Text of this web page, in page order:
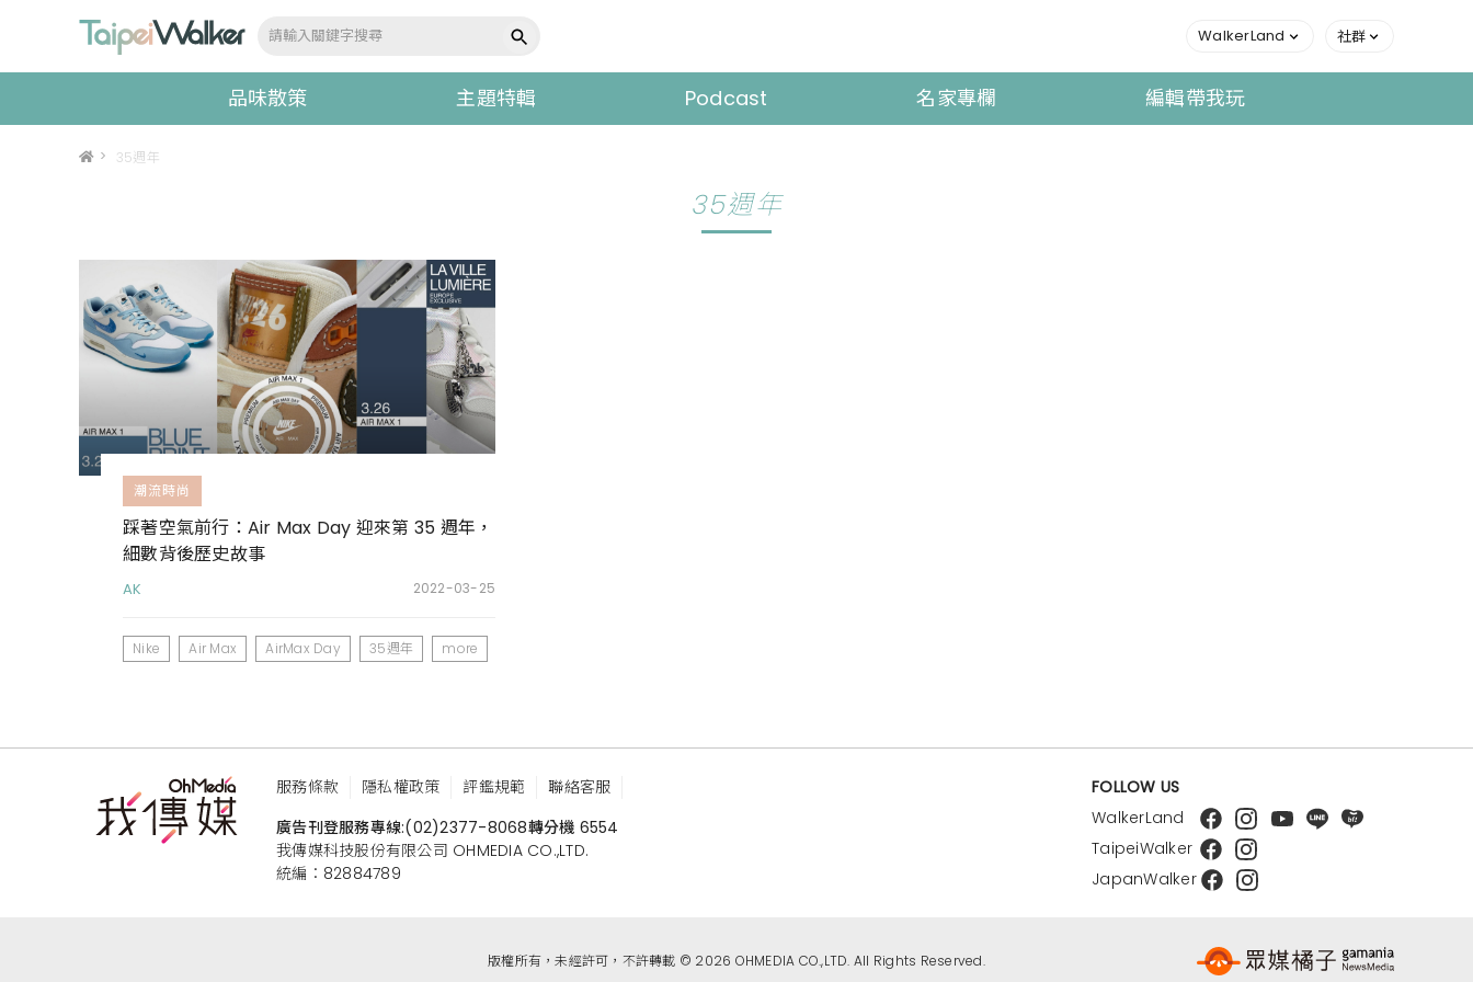
WalkerLand 社群
品味散策 主題特輯 Podcast 名家專欄 編輯帶我玩
> 35週年
35週年
潮流時尚
踩著空氣前行：Air Max Day 迎來第 35 週年，
細數背後歷史故事
AK 2022-03-25
Nike Air Max AirMax Day 35週年 more
服務條款 隱私權政策 評鑑規範
聯絡客服
廣告刊登服務專線:(02)2377-8068轉分機 6554
我傳媒科技股份有限公司 OHMEDIA CO.,LTD.
統編：82884789
FOLLOW US
WalkerLand
TaipeiWalker
JapanWalker
版權所有，未經許可，不許轉載 © 2026 OHMEDIA CO.,LTD. All Rights Reserved.